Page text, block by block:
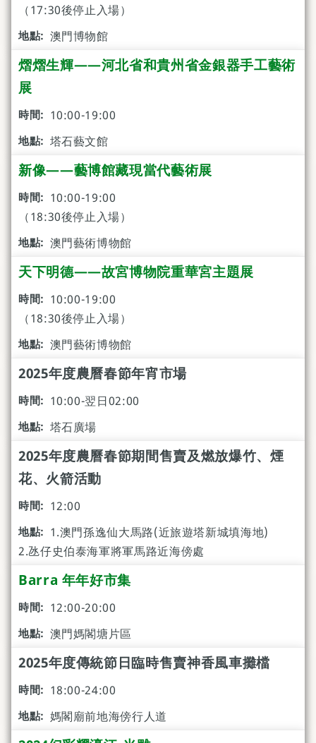
（17:30後停止入場）
澳門博物館
熠熠生輝——河北省和貴州省金銀器手工藝術
展
10:00-19:00
塔石藝文館
新像——藝博館藏現當代藝術展
10:00-19:00
（18:30後停止入場）
澳門藝術博物館
天下明德——故宮博物院重華宮主題展
10:00-19:00
（18:30後停止入場）
澳門藝術博物館
2025年度農曆春節年宵市場
10:00-翌日02:00
塔石廣場
2025年度農曆春節期間售賣及燃放爆竹、煙
花、火箭活動
12:00
1.澳門孫逸仙大馬路(近旅遊塔新城填海地)
2.氹仔史伯泰海軍將軍馬路近海傍處
Barra 年年好市集
12:00-20:00
澳門媽閣塘片區
2025年度傳統節日臨時售賣神香風車攤檔
18:00-24:00
媽閣廟前地海傍行人道